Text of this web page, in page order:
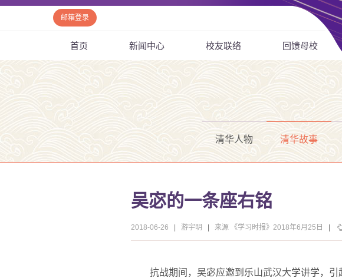
邮箱登录
首页 新闻中心 校友联络 回馈母校
清华人物 清华故事
吴宓的一条座右铭
2018-06-26 游宇明 来源 《学习时报》2018年6月25日
抗战期间，吴宓应邀到乐山武汉大学讲学，